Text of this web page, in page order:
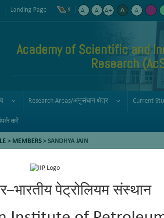
पेट्रोलियम संस्थान
Landing Page
Academy of Scientific and
Research
Research Areas/अनुसंधान क्षेत्र Current
करें
> MEMBERS> SANDHYA JAIN